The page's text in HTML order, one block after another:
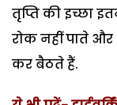
तृप्ति की इच्छा
रोक नहीं पाते
कर बैठते हैं.